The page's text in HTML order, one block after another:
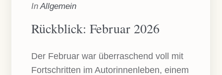
InAllgemein
Rückblick: Februar 2026
Der Februar war überraschend voll mit
Fortschritten im Autorinnenleben, einem